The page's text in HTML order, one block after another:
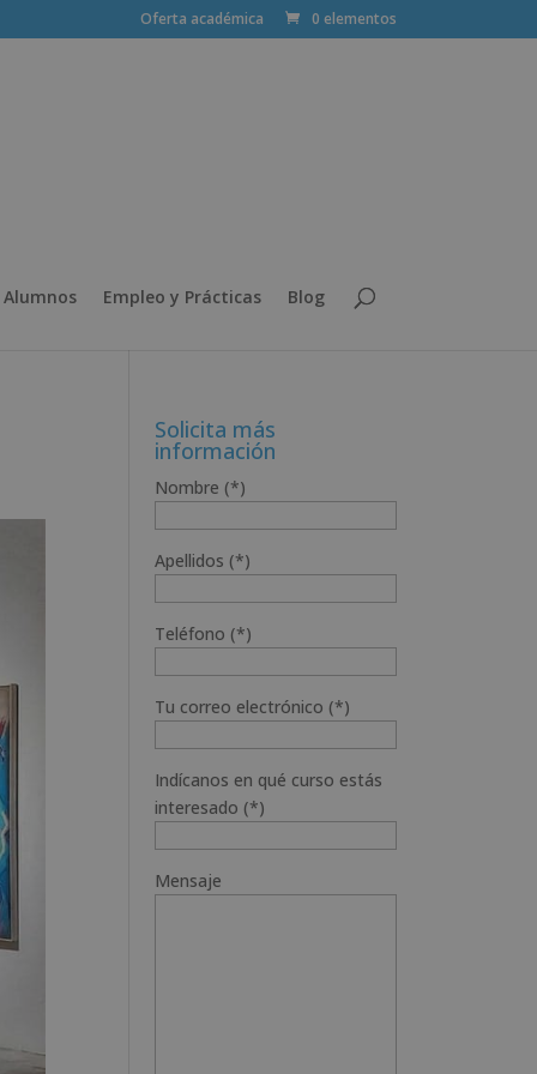
Oferta académica 0 elementos
Empleo y Prácticas Blog
Solicita más
información
Nombre (*)
Apellidos (*)
Teléfono (*)
Tu correo electrónico (*)
Indícanos en qué curso estás
interesado (*)
Mensaje